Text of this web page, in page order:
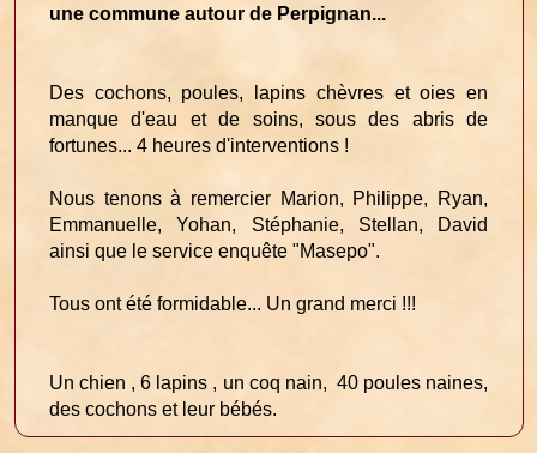
une commune autour de Perpignan...
Des cochons, poules, lapins chèvres et oies en
manque d'eau et de soins, sous des abris de
fortunes... 4 heures d'interventions !
Nous tenons à remercier Marion, Philippe, Ryan,
Emmanuelle, Yohan, Stéphanie, Stellan, David
ainsi que le service enquête "Masepo".
Tous ont été formidable... Un grand merci !!!
Un chien , 6 lapins , un coq nain, 40 poules naines,
des cochons et leur bébés.